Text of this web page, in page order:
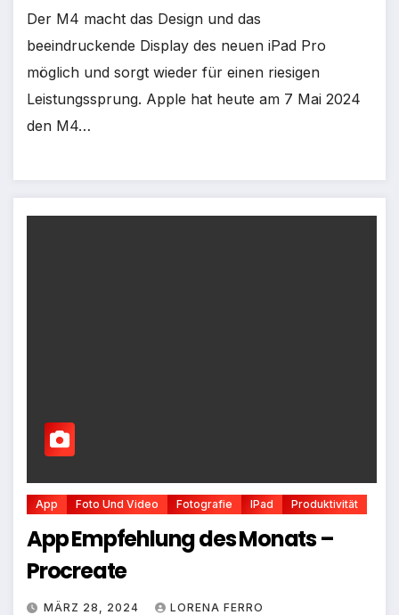
Der M4 macht das Design und das
beeindruckende Display des neuen iPad Pro
möglich und sorgt wieder für einen riesigen
Leistungssprung. Apple hat heute am 7 Mai 2024
den M4…
App Foto Und Video Fotografie IPad Produktivität
App Empfehlung des Monats –
Procreate
MÄRZ 28, 2024 LORENA FERRO